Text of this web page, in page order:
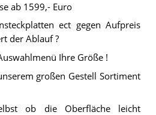
ab 1599,- Euro
ect gegen Aufpreis
der Ablauf ?
Ihre Größe !
großen Gestell Sortiment
ob die Oberfläche leicht